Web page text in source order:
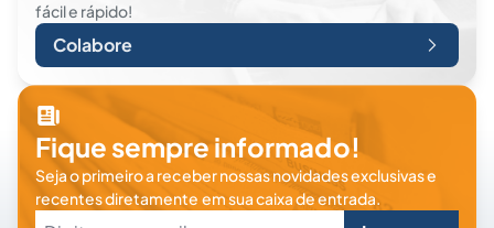
fácil e rápido!
Colabore
Fique sempre informado!
Seja o primeiro a receber nossas novidades exclusivas e
recentes diretamente em sua caixa de entrada.